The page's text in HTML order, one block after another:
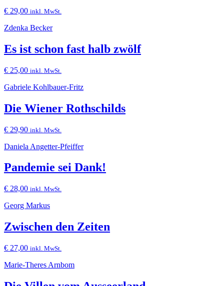
€ 29,00 inkl. MwSt.
Zdenka Becker
Es ist schon fast halb zwölf
€ 25,00 inkl. MwSt.
Gabriele Kohlbauer-Fritz
Die Wiener Rothschilds
€ 29,90 inkl. MwSt.
Daniela Angetter-Pfeiffer
Pandemie sei Dank!
€ 28,00 inkl. MwSt.
Georg Markus
Zwischen den Zeiten
€ 27,00 inkl. MwSt.
Marie-Theres Arnbom